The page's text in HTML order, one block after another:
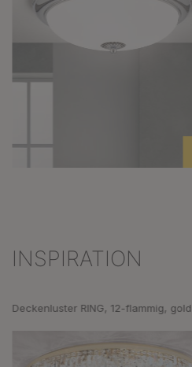
Produktgalerie überspringen
INSPIRATION
Deckenluster RING, 12-flammig, gold